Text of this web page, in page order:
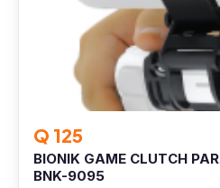
Q 125
BIONIK GAME CLUTCH
BNK-9095